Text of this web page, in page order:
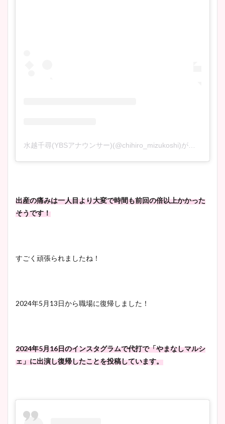
水越千尋(YBSアナウンサー)(@chihiro_mizukoshi)がシェアした投稿
出産の痛みは一人目より大変で時間も前回の倍以上かかった
そうです！
すごく頑張られましたね！
2024年5月13日から職場に復帰しました！
2024年5月16日のインスタグラムで代打で「やまなしマルシ
ェ」に出演し復帰したことを投稿しています。